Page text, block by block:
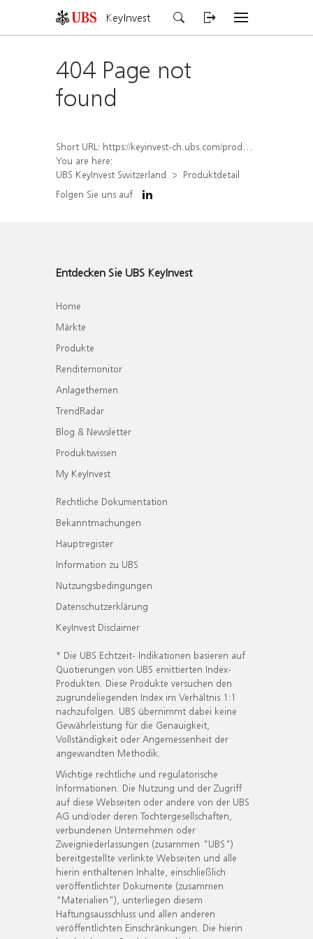
KeyInvest
404 Page not
found
Short URL: https://keyinvest-ch.ubs.com/produkt/detail/index/isin/CH1581620445
You are here:
UBS KeyInvest Switzerland
Produktdetail
Folgen Sie uns auf
Entdecken Sie UBS KeyInvest
Home
Märkte
Produkte
Renditemonitor
Anlagethemen
TrendRadar
Blog & Newsletter
Produktwissen
My KeyInvest
Rechtliche Dokumentation
Bekanntmachungen
Hauptregister
Information zu UBS
Nutzungsbedingungen
Datenschutzerklärung
KeyInvest Disclaimer
* Die UBS Echtzeit- Indikationen basieren auf
Quotierungen von UBS emittierten Index-
Produkten. Diese Produkte versuchen den
zugrundeliegenden Index im Verhältnis 1:1
nachzufolgen. UBS übernimmt dabei keine
Gewährleistung für die Genauigkeit,
Vollständigkeit oder Angemessenheit der
angewandten Methodik.
Wichtige rechtliche und regulatorische
Informationen. Die Nutzung und der Zugriff
auf diese Webseiten oder andere von der UBS
AG und/oder deren Tochtergesellschaften,
verbundenen Unternehmen oder
Zweigniederlassungen (zusammen "UBS")
bereitgestellte verlinkte Webseiten und alle
hierin enthaltenen Inhalte, einschließlich
veröffentlichter Dokumente (zusammen
"Materialien"), unterliegen diesem
Haftungsausschluss und allen anderen
veröffentlichten Einschränkungen. Die hierin